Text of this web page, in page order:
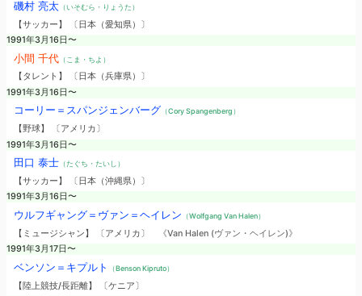
磯村 亮太（いそむら・りょうた）
【サッカー】 〔日本（愛知県）〕
1991年3月16日〜
小間 千代（こま・ちよ）
【タレント】 〔日本（兵庫県）〕
1991年3月16日〜
コーリー＝スパンジェンバーグ （Cory Spangenberg）
【野球】 〔アメリカ〕
1991年3月16日〜
田口 泰士（たぐち・たいし）
【サッカー】 〔日本（沖縄県）〕
1991年3月16日〜
ウルフギャング＝ヴァン＝ヘイレン （Wolfgang Van Halen）
【ミュージシャン】 〔アメリカ〕
《Van Halen (ヴァン・ヘイレン)》
1991年3月17日〜
ベンソン＝キプルト （Benson Kipruto）
【陸上競技/長距離】 〔ケニア〕